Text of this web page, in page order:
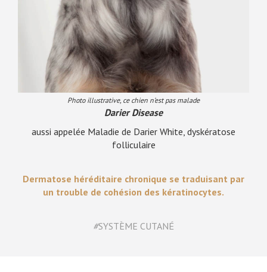
Photo illustrative, ce chien n’est pas malade
Darier Disease
aussi appelée Maladie de Darier White, dyskératose
folliculaire
Dermatose héréditaire chronique se traduisant par
un trouble de cohésion des kératinocytes.
#SYSTÈME CUTANÉ